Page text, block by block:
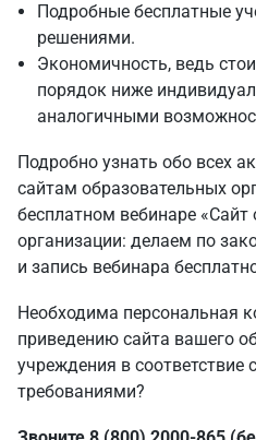
Подробные бесплатные
решениями.
Экономичность, ведь
порядок ниже
аналогичными
Подробно узнать обо всех
сайтам образовательных
бесплатном вебинаре «Сайт
организации: делаем по
и запись вебинара
Необходима персональная
приведению сайта вашего
учреждения в соответствие
требованиями?